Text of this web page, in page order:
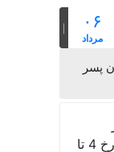
۰۶
مرداد
پسر
منطقه 6 دانشگاه های کشور مورخ 4 تا